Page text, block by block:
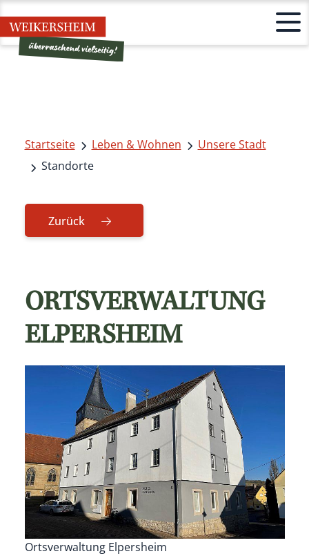
Startseite Leben & Wohnen
Unsere Stadt
Standorte
Zurück
ORTSVERWALTUNG
ELPERSHEIM
Ortsverwaltung Elpersheim